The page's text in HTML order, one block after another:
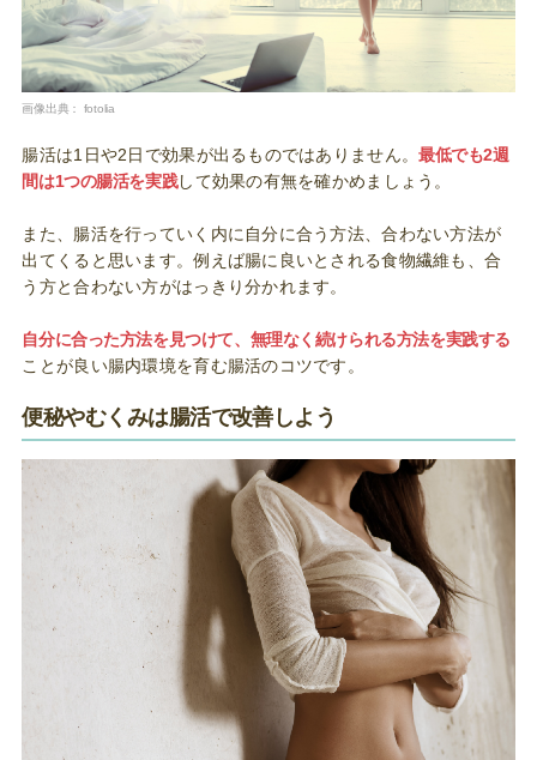
画像出典： fotolia
腸活は1日や2日で効果が出るものではありません。最低でも2週
間は1つの腸活を実践して効果の有無を確かめましょう。
また、腸活を行っていく内に自分に合う方法、合わない方法が
出てくると思います。例えば腸に良いとされる食物繊維も、合
う方と合わない方がはっきり分かれます。
自分に合った方法を見つけて、無理なく続けられる方法を実践する
ことが良い腸内環境を育む腸活のコツです。
便秘やむくみは腸活で改善しよう